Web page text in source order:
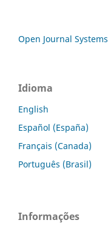
Open Journal Systems
Idioma
English
Español (España)
Français (Canada)
Português (Brasil)
Informações